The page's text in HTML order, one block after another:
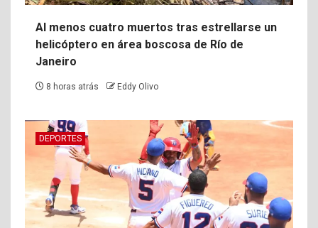
Al menos cuatro muertos tras estrellarse un
helicóptero en área boscosa de Río de
Janeiro
8 horas atrás Eddy Olivo
DEPORTES